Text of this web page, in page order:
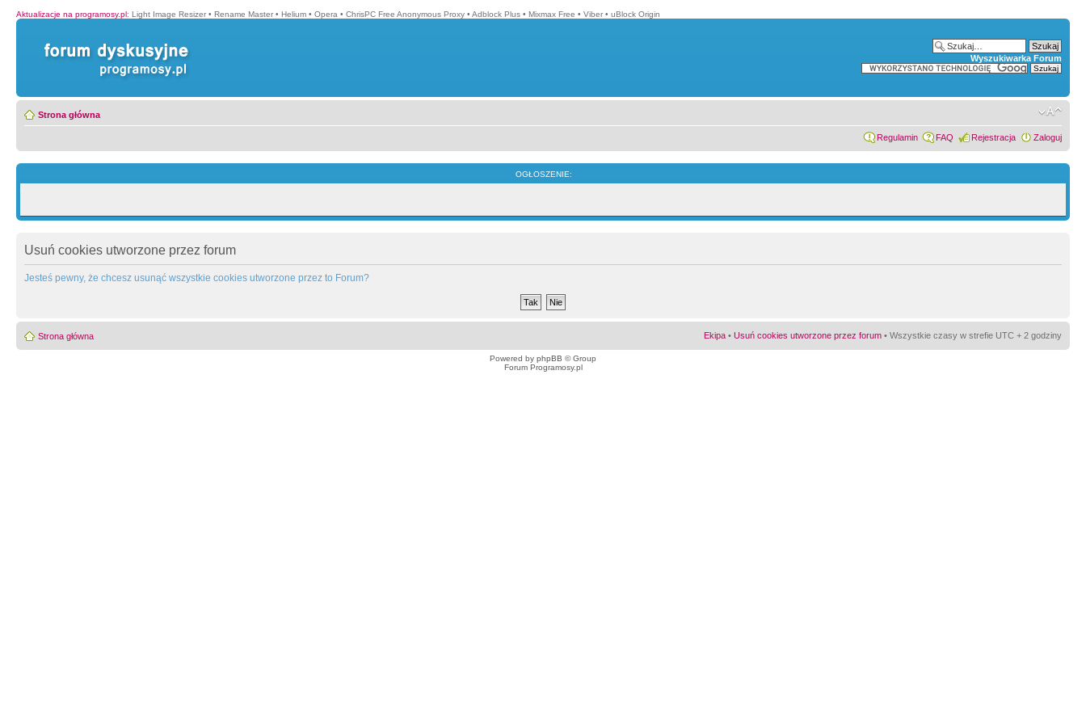
Aktualizacje na programosy.pl: Light Image Resizer • Rename Master • Helium • Opera • ChrisPC Free Anonymous Proxy • Adblock Plus • Mixmax Free • Viber • uBlock Origin
Wyszukiwarka Forum
Strona główna
Regulamin FAQ Rejestracja Zaloguj
OGŁOSZENIE:
Usuń cookies utworzone przez forum
Jesteś pewny, że chcesz usunąć wszystkie cookies utworzone przez to Forum?
Strona główna Ekipa • Usuń cookies utworzone przez forum • Wszystkie czasy w strefie UTC + 2 godziny
Powered by phpBB © Group
Forum Programosy.pl